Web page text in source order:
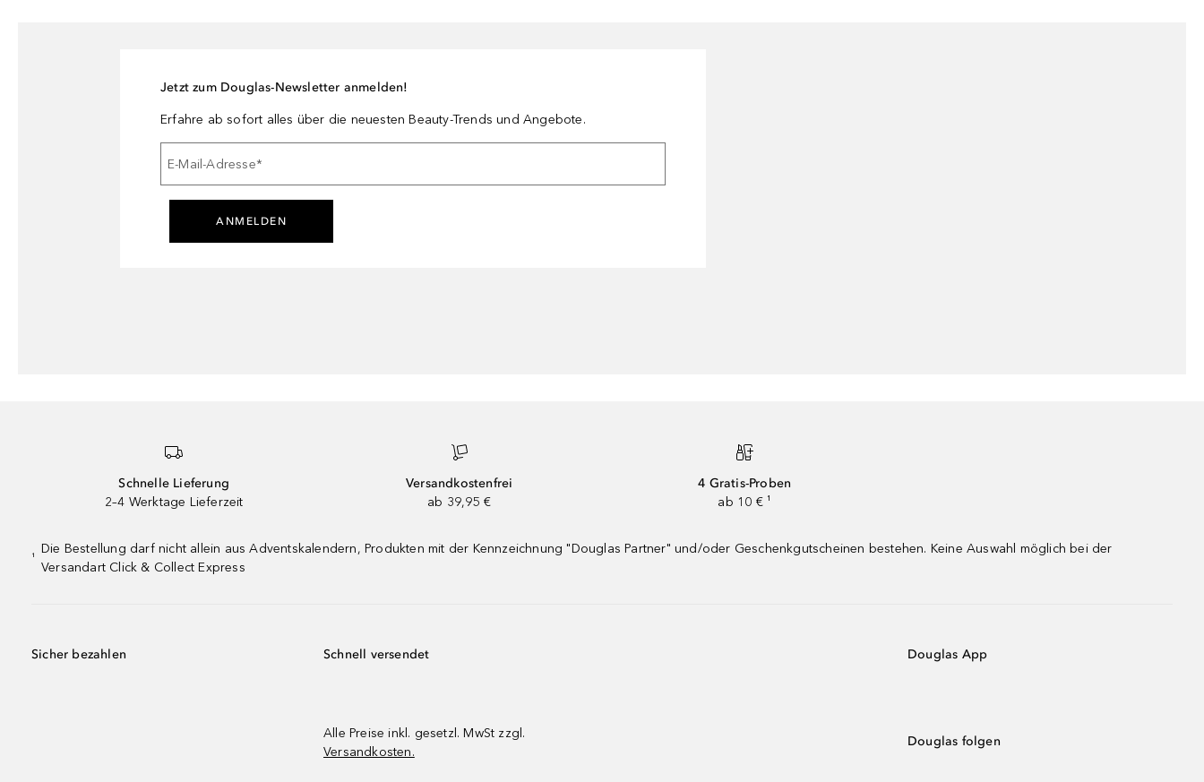
Jetzt zum Douglas-Newsletter anmelden!
Erfahre ab sofort alles über die neuesten Beauty-Trends und Angebote.
E-Mail-Adresse*
ANMELDEN
Schnelle Lieferung
2–4 Werktage Lieferzeit
Versandkostenfrei
ab 39,95 €
4 Gratis-Proben
ab 10 € ¹
¹
Die Bestellung darf nicht allein aus Adventskalendern, Produkten mit der Kennzeichnung "Douglas Partner" und/oder Geschenkgutscheinen bestehen. Keine Auswahl möglich bei der
Versandart Click & Collect Express
Sicher bezahlen Schnell versendet
Alle Preise inkl. gesetzl. MwSt zzgl.
Versandkosten.
Douglas App
Douglas folgen